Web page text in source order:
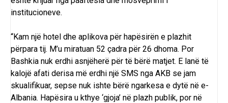
institucioneve.
“Kam një hotel dhe aplikova për hapësirën e plazhit
përpara tij. M’u miratuan 52 çadra për 26 dhoma. Por
Bashkia nuk erdhi asnjëherë për të bërë matjet. E lanë të
kalojë afati derisa më erdhi një SMS nga AKB se jam
skualifikuar, sepse nuk ishte bërë ngarkesa e dytë në e-
Albania. Hapësira u kthye ‘gjoja’ në plazh publik, por në